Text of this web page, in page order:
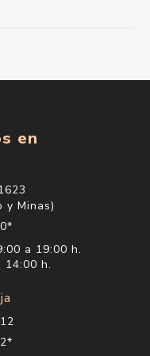
en
y Minas)
a 19:00 h.
14:00 h.